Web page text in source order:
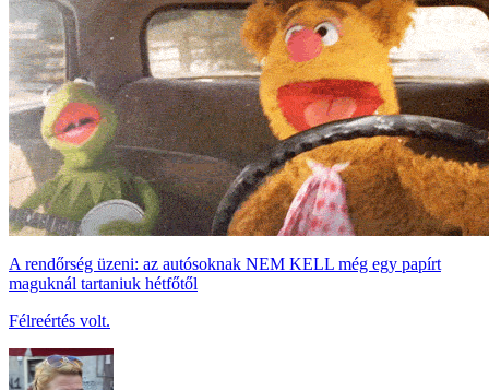
A rendőrség üzeni: az autósoknak NEM KELL még egy papírt
maguknál tartaniuk hétfőtől
Félreértés volt.